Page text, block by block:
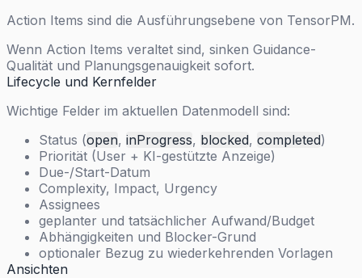
Action Items sind die Ausführungsebene von TensorPM.
Wenn Action Items veraltet sind, sinken Guidance-
Qualität und Planungsgenauigkeit sofort.
Lifecycle und Kernfelder
Wichtige Felder im aktuellen Datenmodell sind:
Status (open, inProgress, blocked, completed)
Priorität (User + KI-gestützte Anzeige)
Due-/Start-Datum
Complexity, Impact, Urgency
Assignees
geplanter und tatsächlicher Aufwand/Budget
Abhängigkeiten und Blocker-Grund
optionaler Bezug zu wiederkehrenden Vorlagen
Ansichten